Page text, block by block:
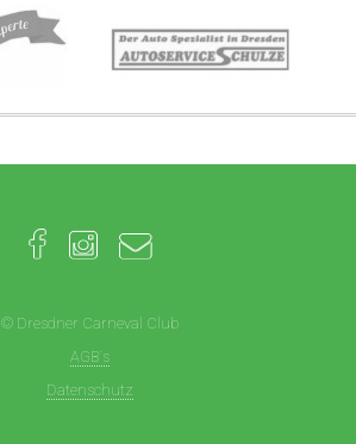
© Dresdner Carneval Club
AGB´s
Datenschutz